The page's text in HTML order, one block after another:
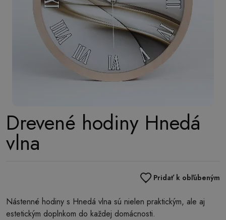
Drevené hodiny Hnedá
vlna
Pridať k obľúbeným
Nástenné hodiny s Hnedá vlna sú nielen praktickým, ale aj
estetickým doplnkom do každej domácnosti.